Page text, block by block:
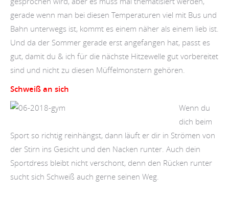
gerade wenn man bei diesen Temperaturen viel mit Bus und
Bahn unterwegs ist, kommt es einem näher als einem lieb ist.
Und da der Sommer gerade erst angefangen hat, passt es
gut, damit du & ich für die nächste Hitzewelle gut vorbereitet
sind und nicht zu diesen Müffelmonstern gehören.
Schweiß an sich
Wenn du
dich beim
Sport so richtig reinhängst, dann läuft er dir in Strömen von
der Stirn ins Gesicht und den Nacken runter. Auch dein
Sportdress bleibt nicht verschont, denn den Rücken runter
sucht sich Schweiß auch gerne seinen Weg.